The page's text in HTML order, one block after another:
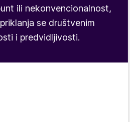
ili nekonvencionalnost,
se društvenim
i predvidljivosti.